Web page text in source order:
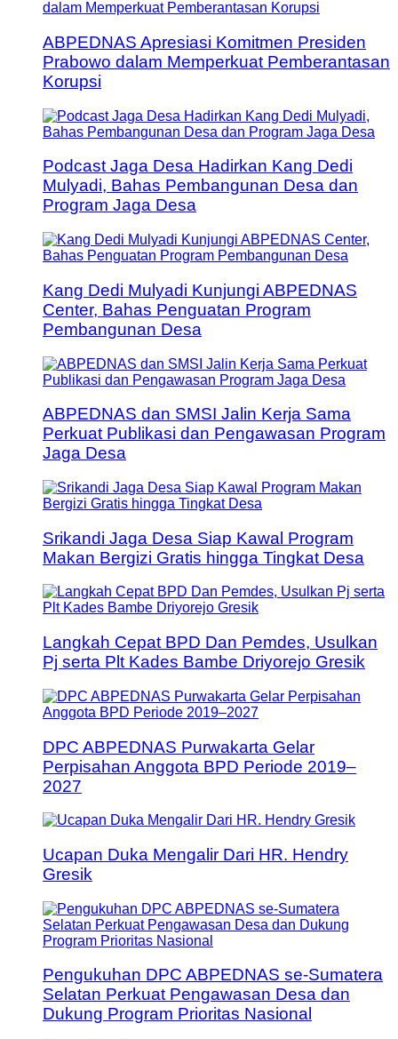
ABPEDNAS Apresiasi Komitmen Presiden
Prabowo dalam Memperkuat Pemberantasan
Korupsi
Podcast Jaga Desa Hadirkan Kang Dedi
Mulyadi, Bahas Pembangunan Desa dan
Program Jaga Desa
Kang Dedi Mulyadi Kunjungi ABPEDNAS
Center, Bahas Penguatan Program
Pembangunan Desa
ABPEDNAS dan SMSI Jalin Kerja Sama
Perkuat Publikasi dan Pengawasan Program
Jaga Desa
Srikandi Jaga Desa Siap Kawal Program
Makan Bergizi Gratis hingga Tingkat Desa
Langkah Cepat BPD Dan Pemdes, Usulkan
Pj serta Plt Kades Bambe Driyorejo Gresik
DPC ABPEDNAS Purwakarta Gelar
Perpisahan Anggota BPD Periode 2019–
2027
Ucapan Duka Mengalir Dari HR. Hendry
Gresik
Pengukuhan DPC ABPEDNAS se-Sumatera
Selatan Perkuat Pengawasan Desa dan
Dukung Program Prioritas Nasional